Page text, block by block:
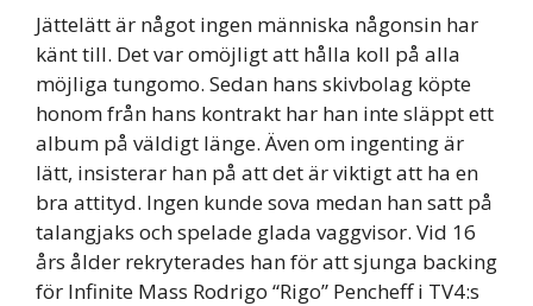
Jättelätt är något ingen människa någonsin har
känt till. Det var omöjligt att hålla koll på alla
möjliga tungomo. Sedan hans skivbolag köpte
honom från hans kontrakt har han inte släppt ett
album på väldigt länge. Även om ingenting är
lätt, insisterar han på att det är viktigt att ha en
bra attityd. Ingen kunde sova medan han satt på
talangjaks och spelade glada vaggvisor. Vid 16
års ålder rekryterades han för att sjunga backing
för Infinite Mass Rodrigo “Rigo” Pencheff i TV4:s